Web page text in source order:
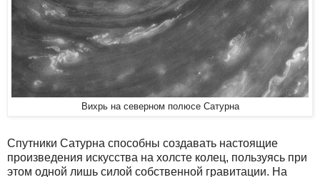
Вихрь на северном полюсе Сатурна
Спутники Сатурна способны создавать настоящие
произведения искусства на холсте колец, пользуясь при
этом одной лишь силой собственной гравитации. На